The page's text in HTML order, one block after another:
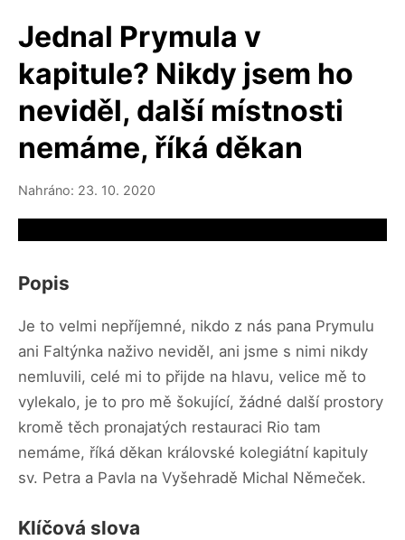
Jednal Prymula v
kapitule? Nikdy jsem ho
neviděl, další místnosti
nemáme, říká děkan
Nahráno: 23. 10. 2020
Popis
Je to velmi nepříjemné, nikdo z nás pana Prymulu
ani Faltýnka naživo neviděl, ani jsme s nimi nikdy
nemluvili, celé mi to přijde na hlavu, velice mě to
vylekalo, je to pro mě šokující, žádné další prostory
kromě těch pronajatých restauraci Rio tam
nemáme, říká děkan královské kolegiátní kapituly
sv. Petra a Pavla na Vyšehradě Michal Němeček.
Klíčová slova